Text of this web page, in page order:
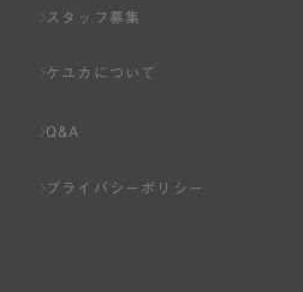
社は、その登録を取り消すこと
る場合は、その登録を拒否し、
なく一旦なされた登録を取り消
スタッフ募集
ケユカについて
Q&A
プライバシーポリシー